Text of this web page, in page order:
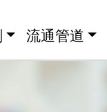
流通管道